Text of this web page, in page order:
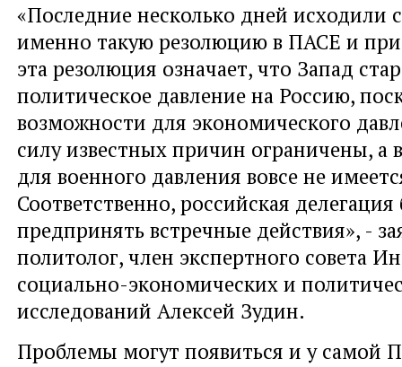
«Последние несколько дней исходили
именно такую резолюцию в ПАСЕ и
эта резолюция означает, что Запад
политическое давление на Россию,
возможности для экономического
силу известных причин ограничены, а
для военного давления вовсе не
Соответственно, российская
предпринять встречные действия», -
политолог, член экспертного совета
социально-экономических и
исследований Алексей Зудин.
Проблемы могут появиться и у самой